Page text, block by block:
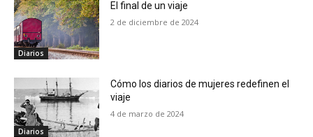
Diarios
El final de un viaje
2 de diciembre de 2024
Diarios
Cómo los diarios de mujeres redefinen el
viaje
4 de marzo de 2024